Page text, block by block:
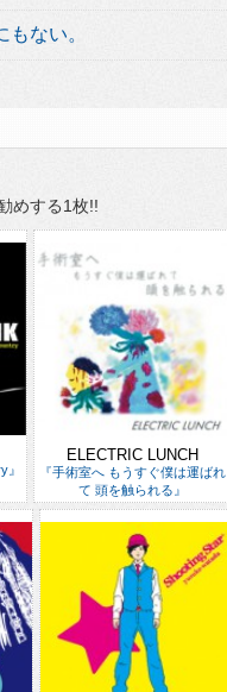
ない。
めする1枚!!
』
ELECTRIC LUNCH
『手術室へ もうすぐ僕は運ばれ
て 頭を触られる』